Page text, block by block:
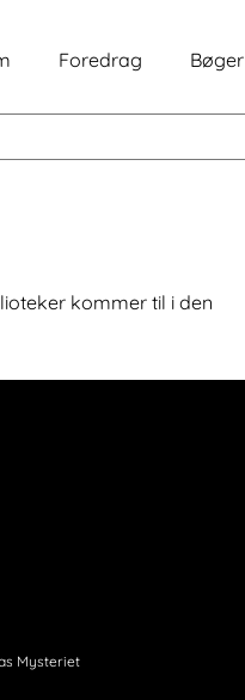
Foredrag Bøger
kommer til i den
Mysteriet